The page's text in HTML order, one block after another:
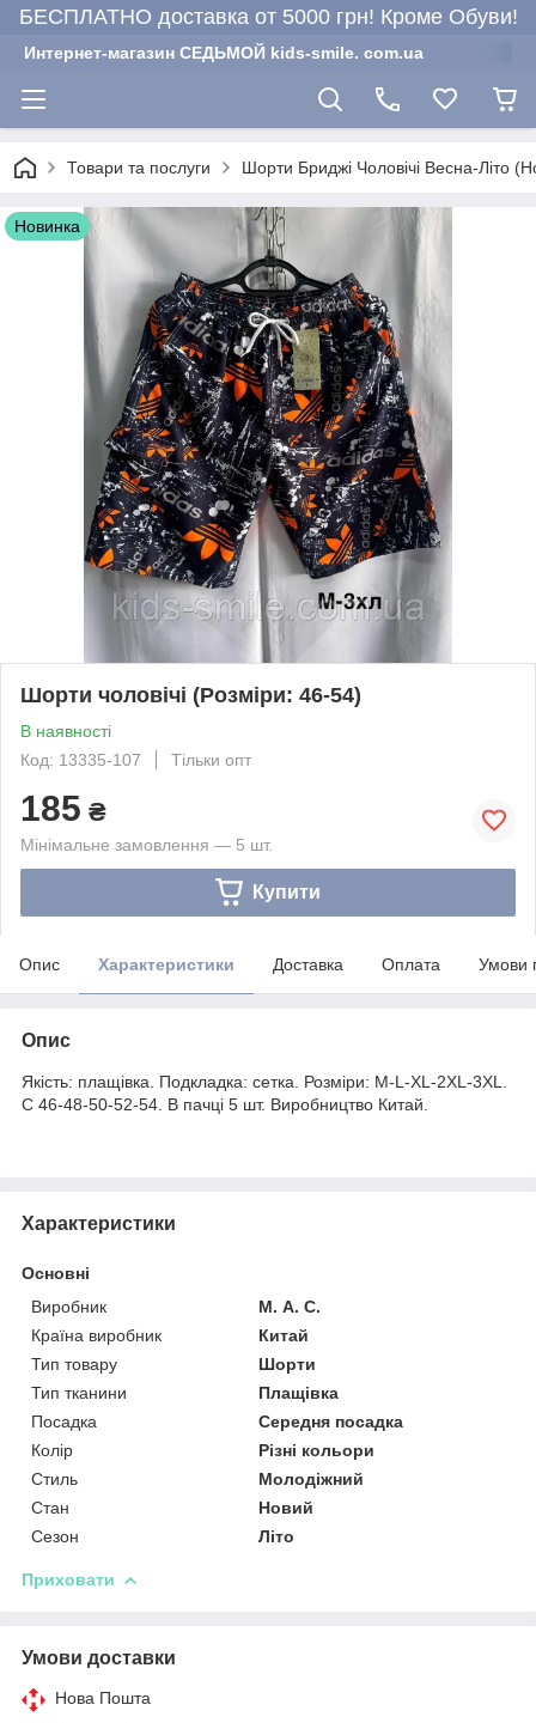
БЕСПЛАТНО доставка от 5000 грн! Кроме Обуви!
Интернет-магазин СЕДЬМОЙ kids-smile. com.ua
Товари та послуги Шорти Бриджі Чоловічі Весна-Літо
Новинка
Шорти чоловічі (Розміри: 46-54)
В наявності
Код: 13335-107
Тільки опт
185 ₴
Мінімальне замовлення — 5 шт.
Купити
Опис Характеристики Доставка Оплата Умови
Опис
Якість: плащівка. Подкладка: сетка. Розміри: M-L-XL-2XL-3XL.
С 46-48-50-52-54. В пачці 5 шт. Виробництво Китай.
Характеристики
Основні
Виробник
М. А. С.
Країна виробник
Китай
Тип товару
Шорти
Тип тканини
Плащівка
Посадка
Середня посадка
Колір
Різні кольори
Стиль
Молодіжний
Стан
Новий
Сезон
Літо
Приховати
Умови доставки
Нова Пошта